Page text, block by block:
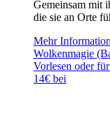
Gemeinsam mit
die sie an Orte
Mehr
Wolkenmagie
Vorlesen oder
14€ bei